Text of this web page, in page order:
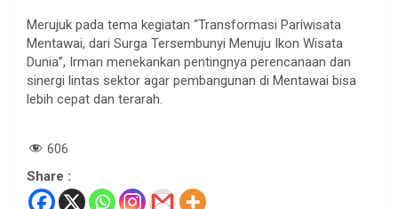
Merujuk pada tema kegiatan “Transformasi Pariwisata
Mentawai, dari Surga Tersembunyi Menuju Ikon Wisata
Dunia”, Irman menekankan pentingnya perencanaan dan
sinergi lintas sektor agar pembangunan di Mentawai bisa
lebih cepat dan terarah.
606
Share :